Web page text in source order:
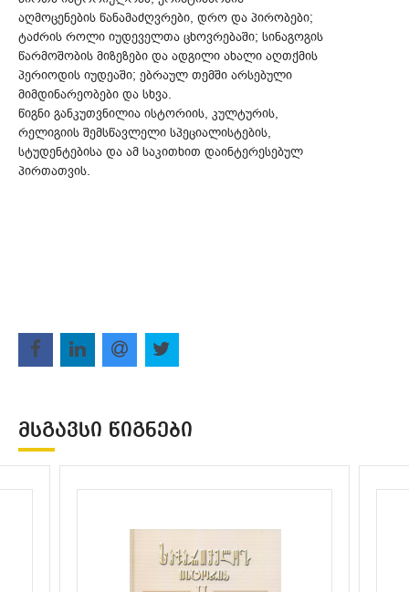
აღმოცენების წანამაძღვრები, დრო და პირობები;
ტაძრის როლი იუდეველთა ცხოვრებაში; სინაგოგის
წარმოშობის მიზეზები და ადგილი ახალი აღთქმის
პერიოდის იუდეაში; ებრაულ თემში არსებული
მიმდინარეობები და სხვა.
წიგნი განკუთვნილია ისტორიის, კულტურის,
რელიგიის შემსწავლელი სპეციალისტების,
სტუდენტებისა და ამ საკითხით დაინტერესებულ
პირთათვის.
ᲛᲡᲒᲐᲕᲡᲘ ᲬᲘᲒᲜᲔᲑᲘ